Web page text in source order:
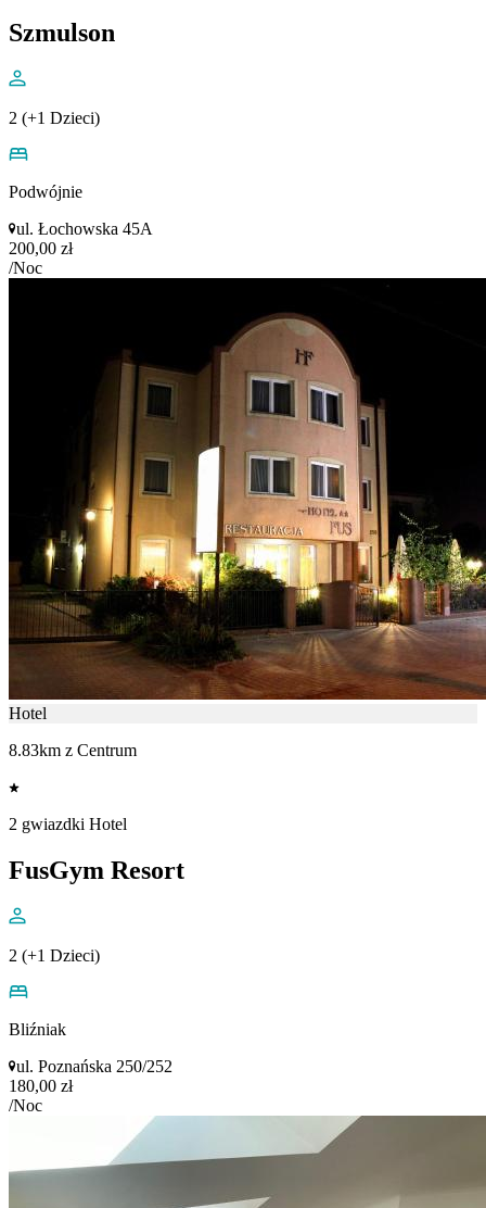
Szmulson
2 (+1 Dzieci)
Podwójnie
ul. Łochowska 45A
200,00 zł
/Noc
Hotel
8.83km z Centrum
2 gwiazdki Hotel
FusGym Resort
2 (+1 Dzieci)
Bliźniak
ul. Poznańska 250/252
180,00 zł
/Noc